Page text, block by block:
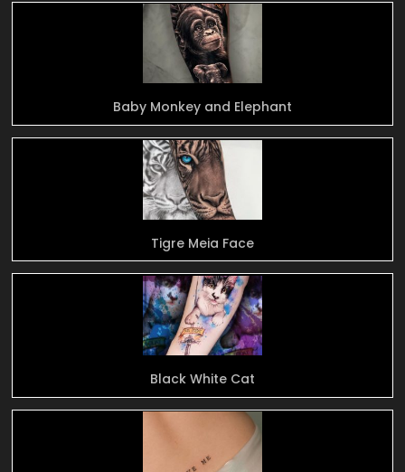
Baby Monkey and Elephant
Tigre Meia Face
Black White Cat